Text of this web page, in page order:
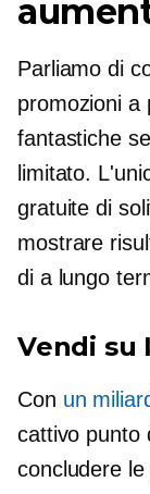
Parliamo di
promozioni a
fantastiche
limitato.
gratuite di
mostrare
di a lungo
Vendi su
Con un
cattivo punto
concludere